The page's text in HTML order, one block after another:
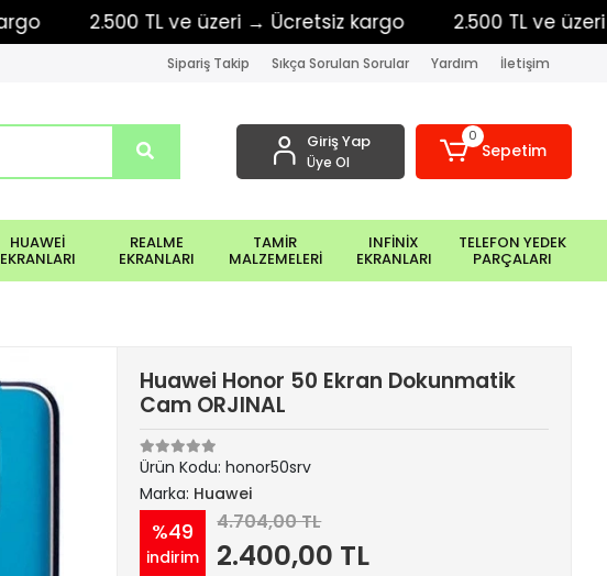
2.500 TL ve üzeri → Ücretsiz kargo 2.500 TL ve üzeri →
Sipariş Takip Sıkça Sorulan Sorular Yardım İletişim
Giriş Yap
Üye Ol
0
Sepetim
HUAWEİ
EKRANLARI
REALME
EKRANLARI
TAMİR
MALZEMELERİ
INFİNİX
EKRANLARI
TELEFON YEDEK
PARÇALARI
Huawei Honor 50 Ekran Dokunmatik
Cam ORJINAL
Ürün Kodu:honor50srv
Marka: Huawei
%49
indirim
4.704,00 TL
2.400,00 TL